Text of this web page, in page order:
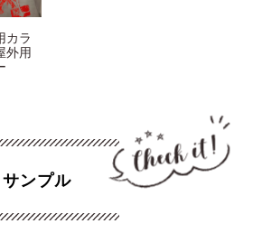
カラ
外用
ンプル